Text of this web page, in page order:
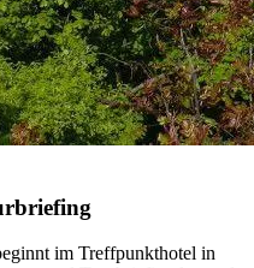
im Treffpunkthotel in